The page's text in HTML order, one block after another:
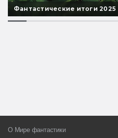
Фантастические итоги 2025
О Мире фантастики